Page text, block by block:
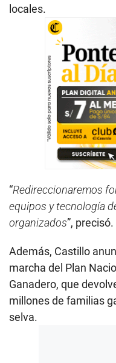
locales.
“Redireccionaremos
equipos y tecnología
organizados”, precisó.
Además, Castillo
marcha del Plan
Ganadero, que
millones de familias
selva.